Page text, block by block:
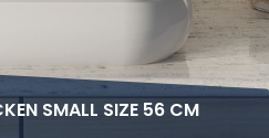
SMALL SIZE 56 CM